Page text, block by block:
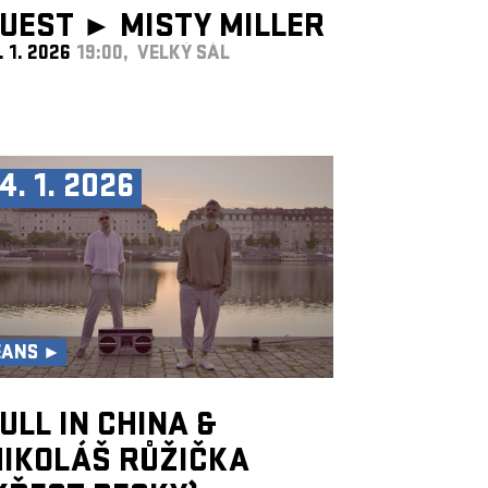
► MISTY MILLER
1. 2026 19:00, VELKÝ SÁL
1. 2026
►
IN CHINA &
RŮŽIČKA